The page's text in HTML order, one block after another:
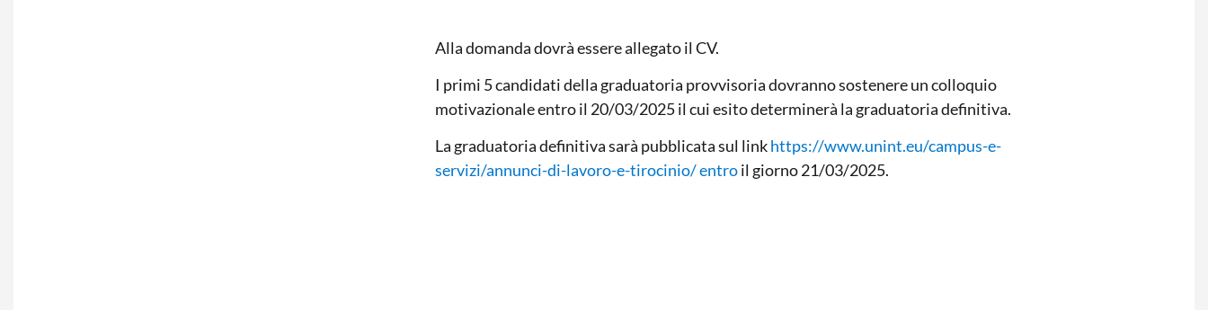
Alla domanda dovrà essere allegato il CV.
I primi 5 candidati della graduatoria provvisoria dovranno sostenere un colloquio
motivazionale entro il 20/03/2025 il cui esito determinerà la graduatoria definitiva.
La graduatoria definitiva sarà pubblicata sul linkhttps://www.unint.eu/campus-e-
servizi/annunci-di-lavoro-e-tirocinio/ entroil giorno 21/03/2025.